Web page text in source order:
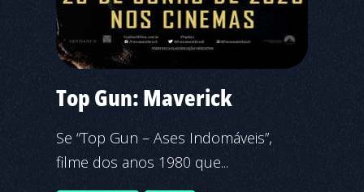
Top Gun: Maverick
Se “Top Gun – Ases Indomáveis”,
filme dos anos 1980 que...